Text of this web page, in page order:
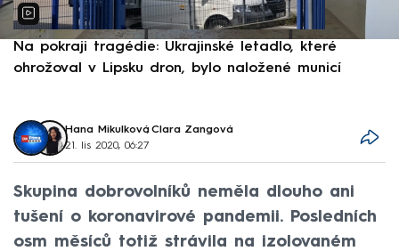
Na pokraji tragédie: Ukrajinské letadlo, které
ohrožoval v Lipsku dron, bylo naložené municí
Hana Mikulková, Clara Zangová
21. lis 2020, 06:27
Skupina dobrovolníků neměla dlouho ani
tušení o koronavirové pandemii. Posledních
osm měsíců totiž strávila na izolovaném